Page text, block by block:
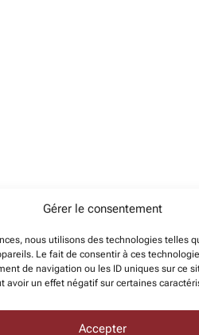
Gérer le consentement
nous utilisons des technologies telles
Le fait de consentir à ces
de navigation ou les ID uniques sur ce
avoir un effet négatif sur certaines
Accepter